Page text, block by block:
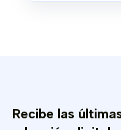
Recibe las